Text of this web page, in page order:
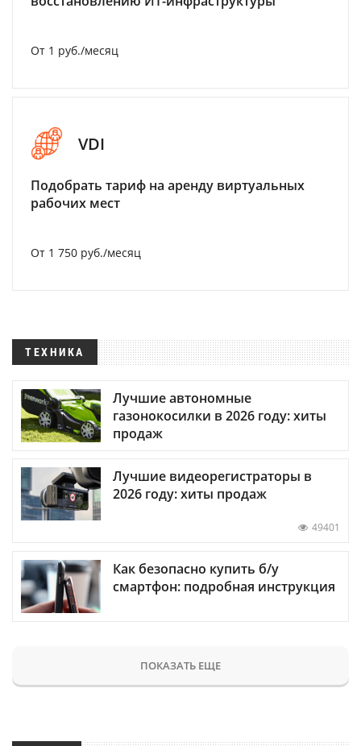
От 1 руб./месяц
VDI
Подобрать тариф на аренду виртуальных
рабочих мест
От 1 750 руб./месяц
ТЕХНИКА
Лучшие автономные
газонокосилки в 2026 году: хиты
продаж
Лучшие видеорегистраторы в
2026 году: хиты продаж
49401
Как безопасно купить б/у
смартфон: подробная инструкция
ПОКАЗАТЬ ЕЩЕ